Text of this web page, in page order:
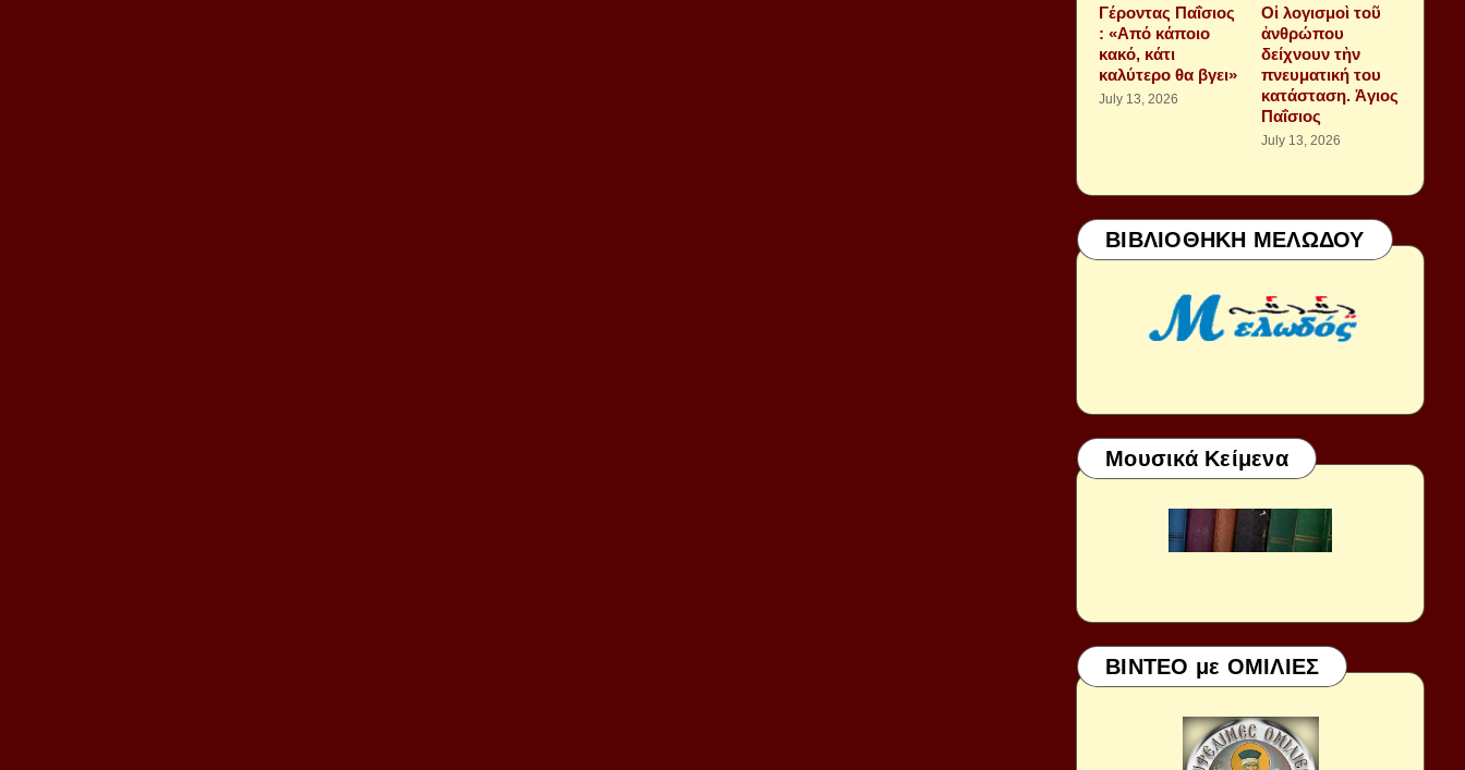
Γέροντας Παΐσιος
: «Από κάποιο
κακό, κάτι
καλύτερο θα βγει»
July 13, 2026
Οἱ λογισμοὶ τοῦ
ἀνθρώπου
δείχνουν τὴν
πνευματική του
κατάσταση. Ἁγιος
Παΐσιος
July 13, 2026
ΒΙΒΛΙΟΘΗΚΗ ΜΕΛΩΔΟΥ
Μουσικά Κείμενα
ΒΙΝΤΕΟ με ΟΜΙΛΙΕΣ